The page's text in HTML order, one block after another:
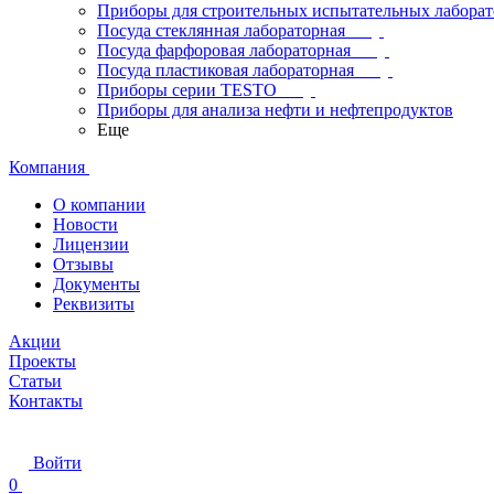
Приборы для строительных испытательных
Посуда стеклянная лабораторная
Посуда фарфоровая лабораторная
Посуда пластиковая лабораторная
Приборы серии TESTO
Приборы для анализа нефти и нефтепродуктов
Еще
Компания
О компании
Новости
Лицензии
Отзывы
Документы
Реквизиты
Акции
Проекты
Статьи
Контакты
Войти
0